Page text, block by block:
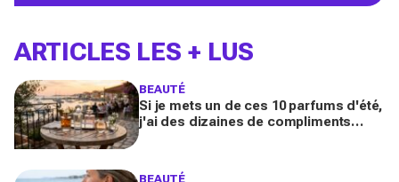
ARTICLES LES + LUS
BEAUTÉ
Si je mets un de ces 10 parfums d'été,
j'ai des dizaines de compliments
BEAUTÉ